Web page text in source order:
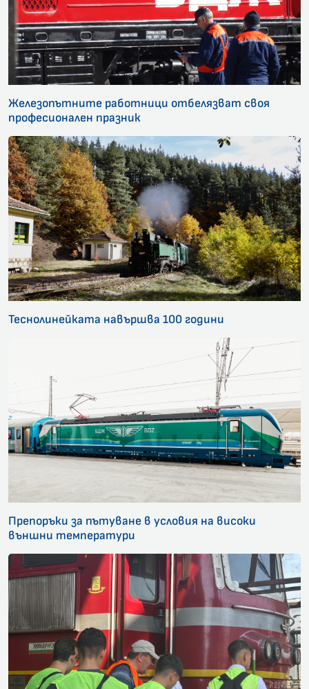
Железопътните работници отбелязват своя
професионален празник
Теснолинейката навършва 100 години
Препоръки за пътуване в условия на високи
външни температури